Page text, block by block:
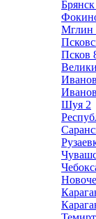
Брянск
Мглин
Псков
Шуя 2